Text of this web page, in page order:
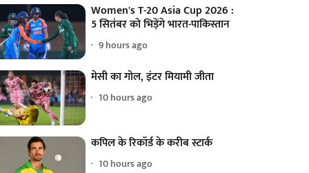
Women's T-20 Asia Cup 2026 :
5 सितंबर को भिड़ेंगे भारत-पाकिस्तान
9 hours ago
मेसी का गोल, इंटर मियामी जीता
10 hours ago
कपिल के रिकॉर्ड के करीब स्टार्क
10 hours ago